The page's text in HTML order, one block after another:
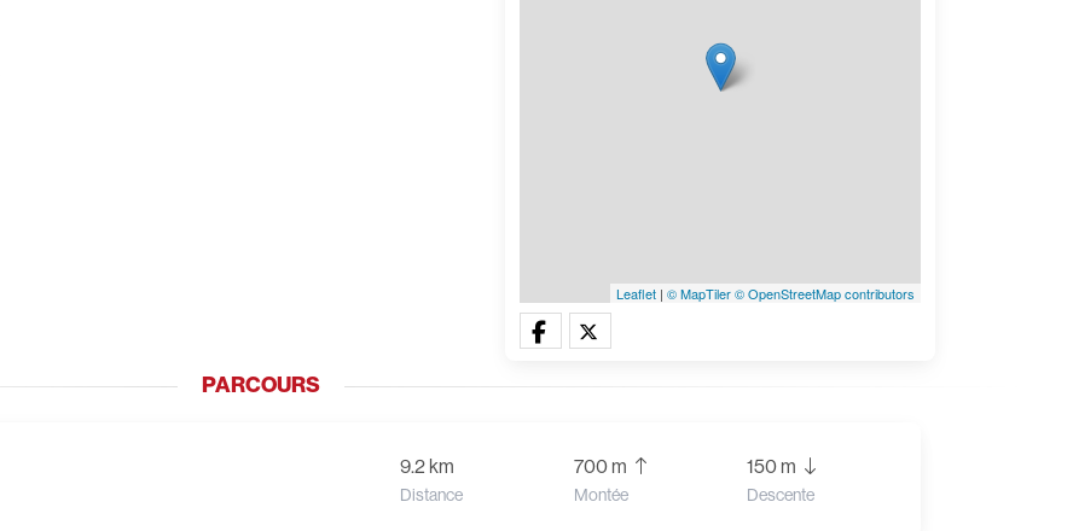
Leaflet | © MapTiler© OpenStreetMap contributors
PARCOURS
9.2 km
Distance
700 m
Montée
150 m
Descente